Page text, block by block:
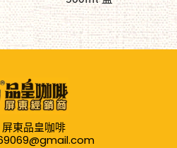
東品皇咖啡